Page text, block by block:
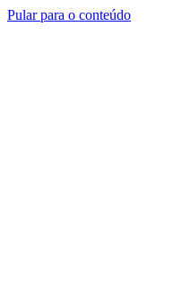
Pular para o conteúdo